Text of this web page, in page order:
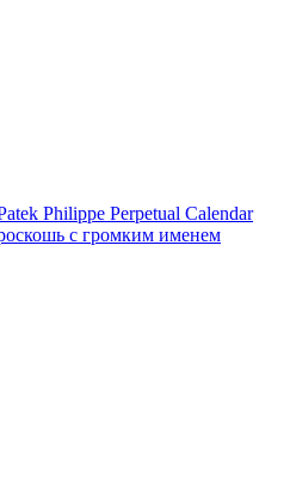
Philippe Perpetual Calendar
с громким именем